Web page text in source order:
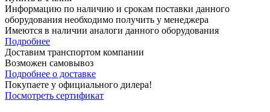
Информацию по наличию и срокам поставки данного
оборудования необходимо получить у менеджера
Имеются в наличии аналоги данного оборудования
Подробнее
Доставим транспортом компании
Возможен самовывоз
Подробнее о доставке
Покупаете у официального дилера!
Посмотреть сертификат